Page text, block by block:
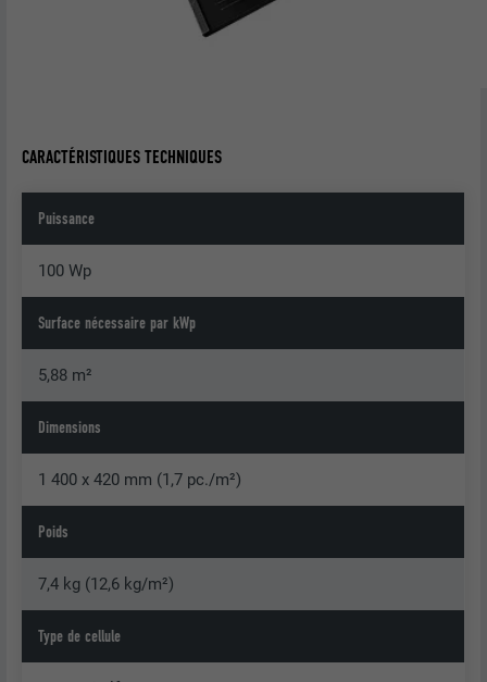
CARACTÉRISTIQUES TECHNIQUES
Puissance
100 Wp
Surface nécessaire par kWp
5,88 m²
Dimensions
1 400 x 420 mm (1,7 pc./m²)
Poids
7,4 kg (12,6 kg/m²)
Type de cellule